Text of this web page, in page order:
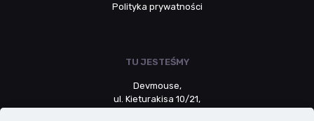
Polityka prywatności
TU JESTEŚMY
Devmouse,
ul. Kieturakisa 10/21,